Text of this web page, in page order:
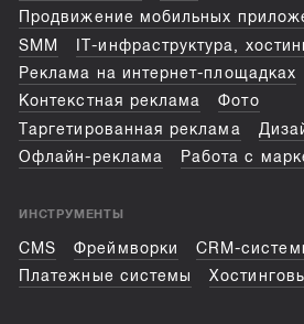
Продвижение мобильных
SMM
IT-инфраструктура,
Реклама на интернет-площадках
Контекстная реклама
Фото
Таргетированная реклама
Офлайн-реклама
Работа с
ИНСТРУМЕНТЫ
CMS Фреймворки
CRM-
Платежные системы